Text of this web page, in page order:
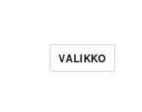
VALIKKO